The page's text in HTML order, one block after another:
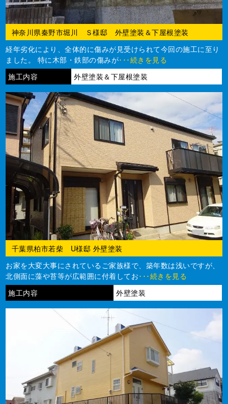
神奈川県秦野市堀川 Ｓ様邸 外壁塗装＆下屋根塗装
経年劣化により、全体的に傷みが見受けられて今回の施工に至り
ました。 特に木部・鉄部の傷みが･･･続きを見る
施工内容
外壁塗装＆下屋根塗装
千葉県柏市若柴 U様邸 外壁塗装
お家を大変大事にされているご家族様で、築年数は浅いですが、
北側面に藻や苔等が広範囲に付着してお･･･続きを見る
施工内容
外壁塗装